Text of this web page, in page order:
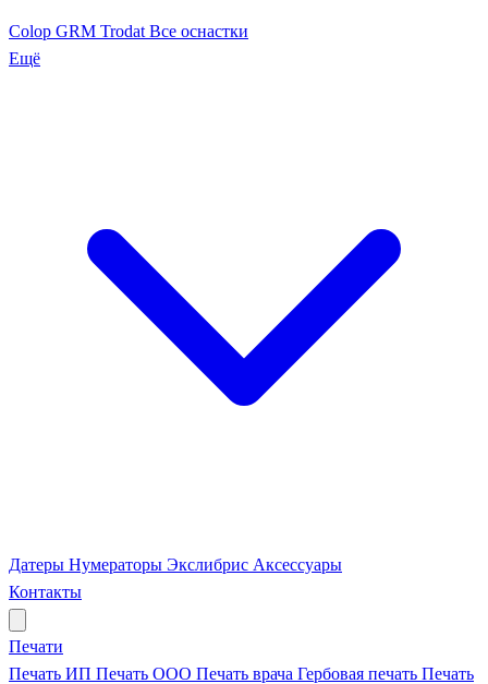
Colop GRM Trodat Все оснастки
Ещё
Датеры Нумераторы Экслибрис Аксессуары
Контакты
Печати
Печать ИП Печать ООО Печать врача Гербовая печать Печать